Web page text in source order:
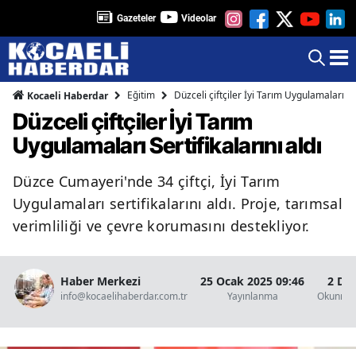
Gazeteler Videolar
Kocaeli Haberdar Eğitim Düzceli çiftçiler İyi Tarım Uygulamaları
Düzceli çiftçiler İyi Tarım
Uygulamaları Sertifikalarını aldı
Düzce Cumayeri'nde 34 çiftçi, İyi Tarım
Uygulamaları sertifikalarını aldı. Proje, tarımsal
verimliliği ve çevre korumasını destekliyor.
Haber Merkezi
info@kocaelihaberdar.com.tr
25 Ocak 2025 09:46
Yayınlanma
2